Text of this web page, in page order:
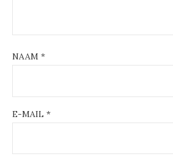
NAAM *
E-MAIL *